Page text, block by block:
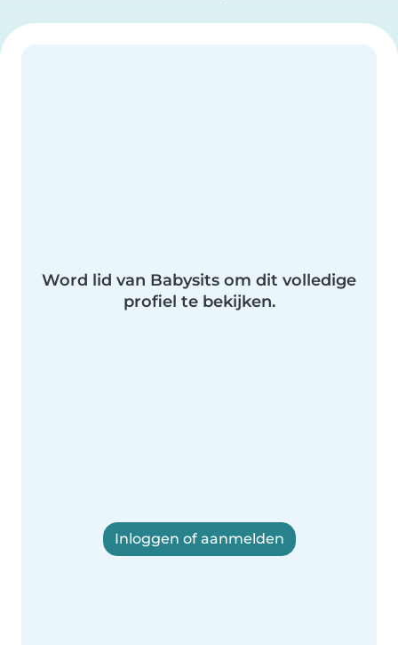
Word lid van Babysits om dit volledige
profiel te bekijken.
Inloggen of aanmelden